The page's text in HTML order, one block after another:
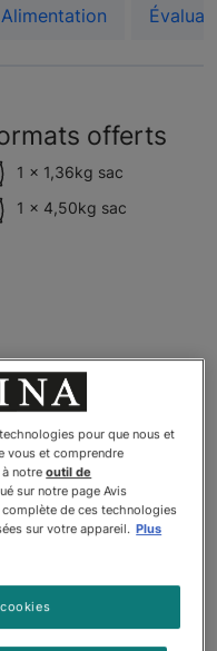
Alimentation
offerts
1 x 1,36kg sac
1 x 4,50kg sac
pour que nous et
vous et comprendre
à notreoutil de
sur notre page Avis
de ces technologies
sur votre appareil. Plus